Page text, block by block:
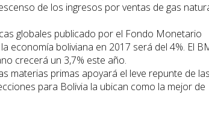
de los ingresos por ventas de gas
globales publicado por el Fondo Monetario
economía boliviana en 2017 será del 4%. El
crecerá un 3,7% este año.
materias primas apoyará el leve repunte de las
para Bolivia la ubican como la mejor de